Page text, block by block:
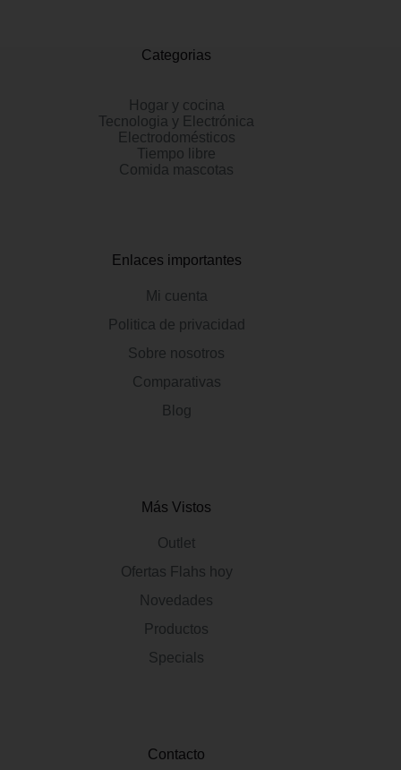
Categorias
Hogar y cocina
Tecnologia y Electrónica
Electrodomésticos
Tiempo libre
Comida mascotas
Enlaces importantes
Mi cuenta
Politica de privacidad
Sobre nosotros
Comparativas
Blog
Más Vistos
Outlet
Ofertas Flahs hoy
Novedades
Productos
Specials
Contacto